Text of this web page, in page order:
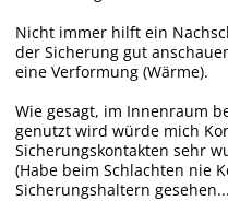
Nicht immer hilft ein
der Sicherung gut
eine Verformung (Wärme).
Wie gesagt, im Innenraum
genutzt wird würde mich
Sicherungskontakten sehr
(Habe beim Schlachten nie
Sicherungshaltern